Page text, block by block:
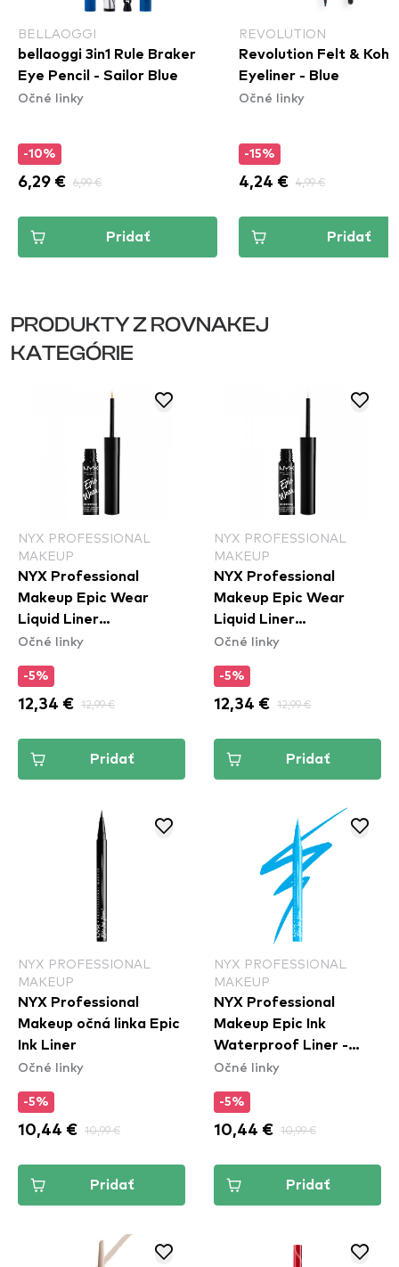
BELLAOGGI
bellaoggi 3in1 Rule Braker
Eye Pencil - Sailor Blue
Očné linky
-10%
6,29 € 6,99 €
Pridať
REVOLUTION
Revolution Felt & Kohl
Eyeliner - Blue
Očné linky
-15%
4,24 € 4,99 €
Pridať
PRODUKTY Z ROVNAKEJ
KATEGÓRIE
NYX PROFESSIONAL
MAKEUP
NYX Professional
Makeup Epic Wear
Liquid Liner
Waterproof - Yellow
Očné linky
-5%
12,34 € 12,99 €
Pridať
NYX PROFESSIONAL
MAKEUP
NYX Professional
Makeup Epic Wear
Liquid Liner
Waterproof - White
Očné linky
-5%
12,34 € 12,99 €
Pridať
NYX PROFESSIONAL
MAKEUP
NYX Professional
Makeup očná linka Epic
Ink Liner
Očné linky
-5%
10,44 € 10,99 €
Pridať
NYX PROFESSIONAL
MAKEUP
NYX Professional
Makeup Epic Ink
Waterproof Liner -
Vintage Baby
Očné linky
-5%
10,44 € 10,99 €
Pridať